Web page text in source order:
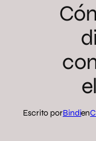
Escrito porBindien